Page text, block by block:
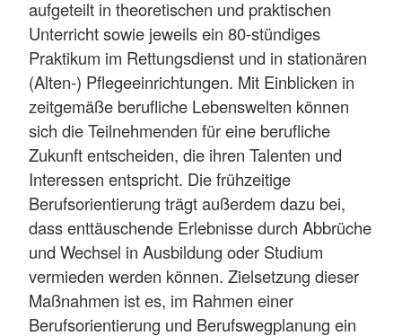
aufgeteilt in theoretischen und praktischen
Unterricht sowie jeweils ein 80-stündiges
Praktikum im Rettungsdienst und in stationären
(Alten-) Pflegeeinrichtungen. Mit Einblicken in
zeitgemäße berufliche Lebenswelten können
sich die Teilnehmenden für eine berufliche
Zukunft entscheiden, die ihren Talenten und
Interessen entspricht. Die frühzeitige
Berufsorientierung trägt außerdem dazu bei,
dass enttäuschende Erlebnisse durch Abbrüche
und Wechsel in Ausbildung oder Studium
vermieden werden können. Zielsetzung dieser
Maßnahmen ist es, im Rahmen einer
Berufsorientierung und Berufswegplanung ein